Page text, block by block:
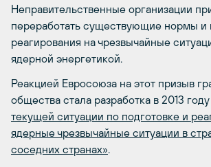
Неправительственные организации
переработать существующие нормы и
реагирования на чрезвычайные
ядерной энергетикой.
Реакцией Евросоюза на этот призыв
общества стала разработка в 2013 году
текущей ситуации по подготовке и
ядерные чрезвычайные ситуации в
соседних странах».